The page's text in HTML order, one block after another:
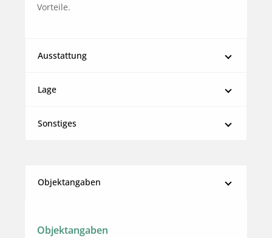
Vorteile.
Ausstattung
Lage
Sonstiges
Objektangaben
Objektangaben